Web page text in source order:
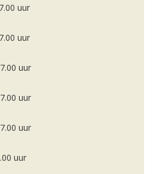
uur
uur
uur
uur
uur
uur